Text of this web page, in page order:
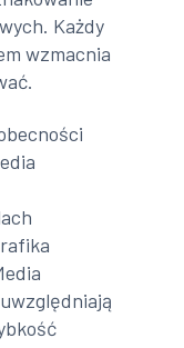
Każdy
wzmacnia